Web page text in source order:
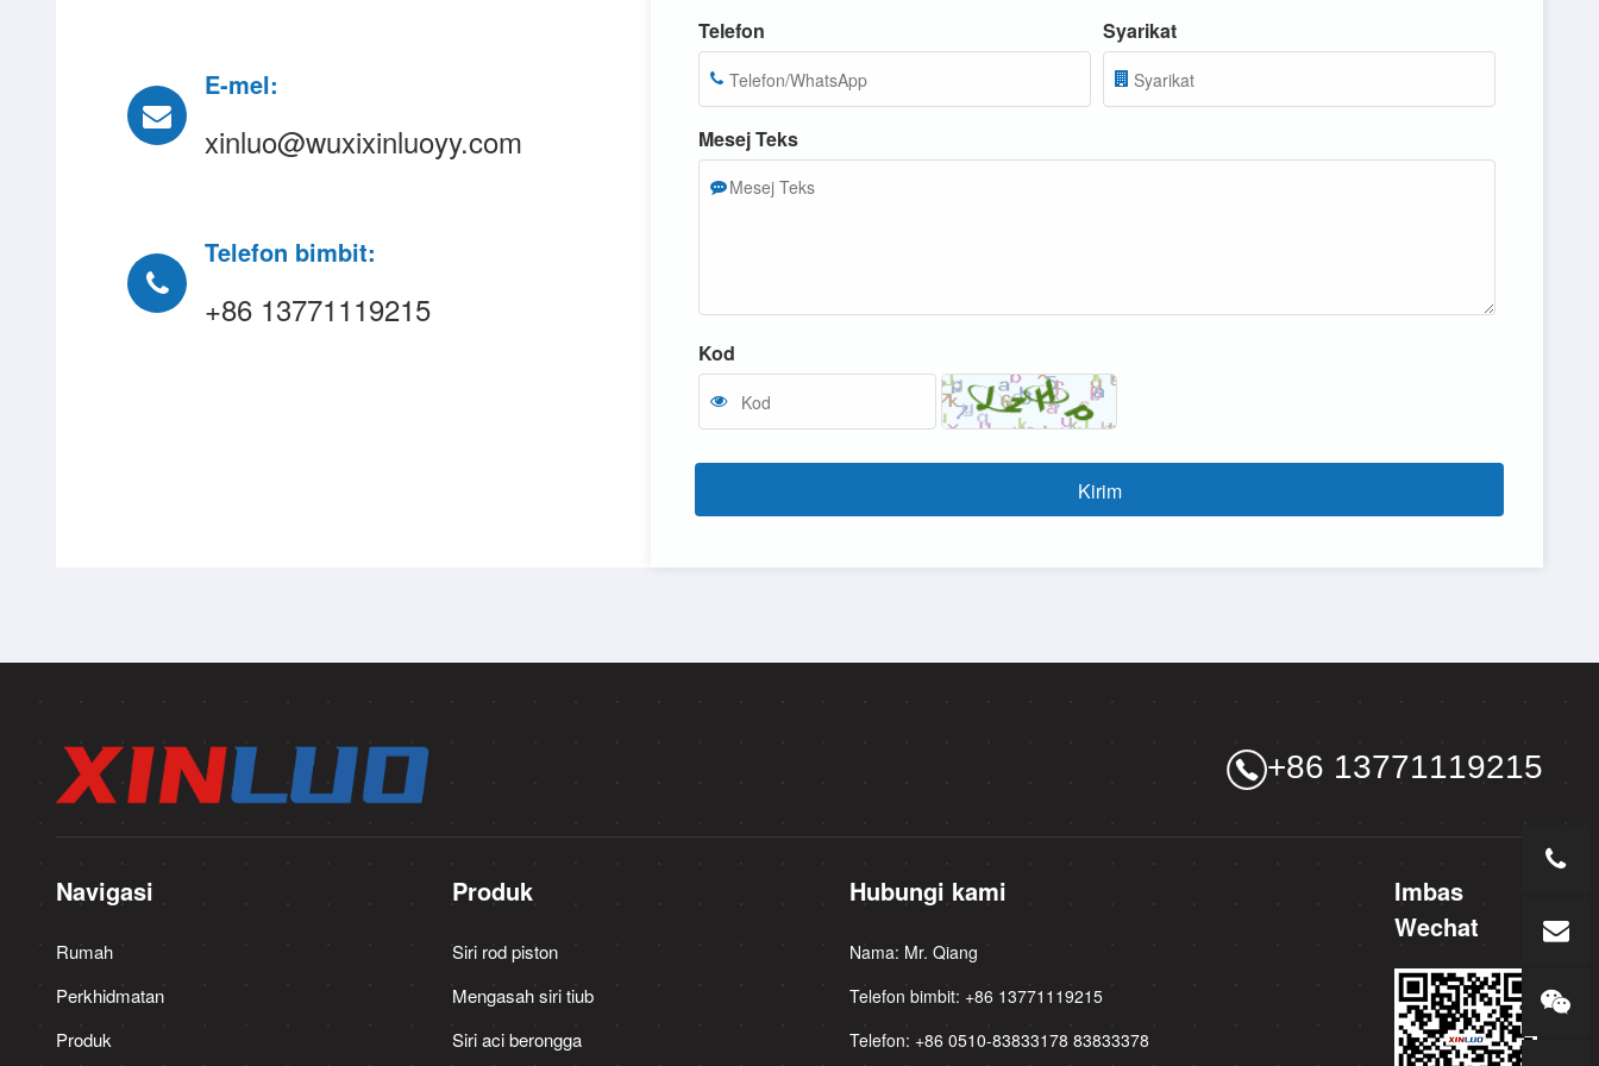
E-mel:
xinluo@wuxixinluoyy.com
Telefon bimbit:
+86 13771119215
Telefon Syarikat
Mesej Teks
Kod
Kirim
+86 13771119215
Navigasi
Rumah
Perkhidmatan
Produk
Produk
Siri rod piston
Mengasah siri tiub
Siri aci berongga
Hubungi kami
Nama: Mr. Qiang
Telefon bimbit: +86 13771119215
Telefon: +86 0510-83833178 83833378
Imbas
Wechat